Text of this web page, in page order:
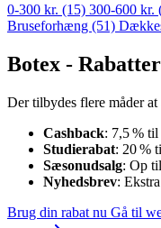
0-300 kr. (15) 300-600 kr.
Bruseforhæng (51)
Botex - Rabatter
Der tilbydes flere måder at
Cashback: 7,5 % til
Studierabat: 20 %
Sæsonudsalg: Op
Nyhedsbrev:
Brug din rabat nu Gå til